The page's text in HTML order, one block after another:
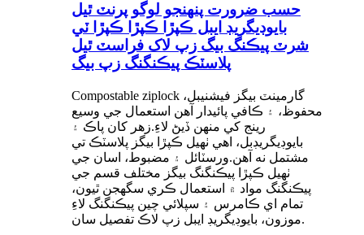
حسب ضرورت پنهنجو لوگو پرنٽ ٿيل
بايوڊيگريڊ ايبل ڪپڙا ڪپڙا ڪپڙا ٽي
شرٽ پيڪنگ بيگ زپ لاک فراسٽ ٿيل
پلاسٽڪ پيڪنگنگ زپ بيگ
Compostable ziplock گارمينٽ بيگز فيشنيبل،
محفوظ، ۽ ڪافي پائيدار آهن استعمال جي وسيع
رينج کي منهن ڏيڻ لاءِ.زهر کان پاڪ ۽
بايوڊيگريڊبل، اهي ٺهيل ڪپڙا بيگز پلاسٽڪ تي
مشتمل نه آهن.ورسٽائل ۽ مضبوط، اسان جي
ٺهيل ڪپڙا پيڪنگنگ بيگز مختلف قسم جي
پيڪنگنگ مواد ۾ استعمال ڪري سگھجن ٿيون،
تمام اي ڪامرس ۽ سپلائي چين پيڪنگنگ لاءِ
موزون، بايوڊيگريڊ ايبل زپ لاڪ تفصيل سان.